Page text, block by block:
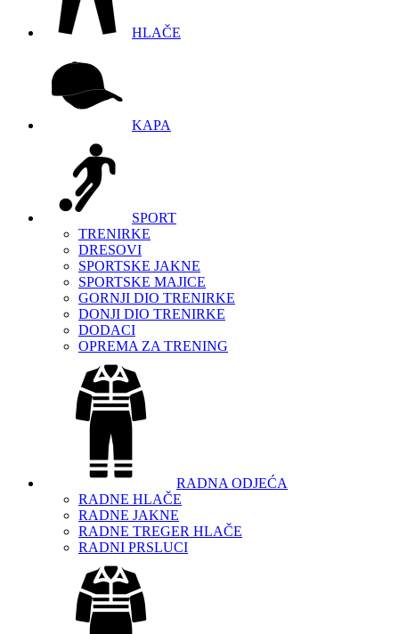
HLAČE
KAPA
SPORT
TRENIRKE
DRESOVI
SPORTSKE JAKNE
SPORTSKE MAJICE
GORNJI DIO TRENIRKE
DONJI DIO TRENIRKE
DODACI
OPREMA ZA TRENING
RADNA ODJEĆA
RADNE HLAČE
RADNE JAKNE
RADNE TREGER HLAČE
RADNI PRSLUCI